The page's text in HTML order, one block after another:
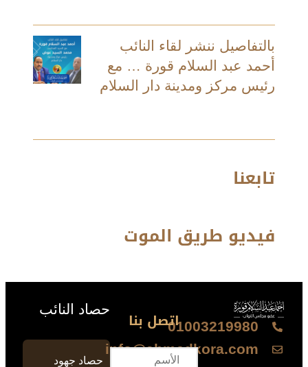
بالتفاصيل ننشر لقاء النائب
أحمد عبد السلام قورة … مع
رئيس مركز ومدينة دار السلام
تابعنا
فيديو طريق الموت
01003219980
info@ahmedkora.com
اتصل بنا حصاد النائب
حصاد جهود